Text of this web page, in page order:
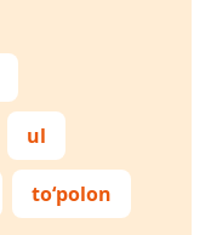
ul
to‘polon